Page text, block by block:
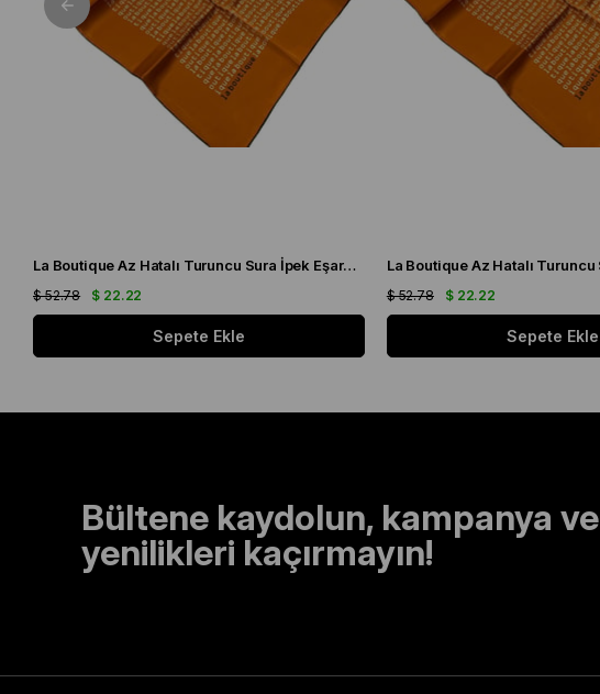
La Boutique Az Hatalı Turuncu Sura İpek Eşarp 24860
$ 22.22
$ 52.78
Sepete Ekle
$ 22.22
$ 52.78
Sepete Ekle
Bültene kaydolun, kampanya ve
yenilikleri kaçırmayın!